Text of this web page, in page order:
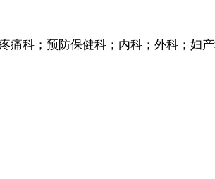
痛科；预防保健科；内科；外科；妇